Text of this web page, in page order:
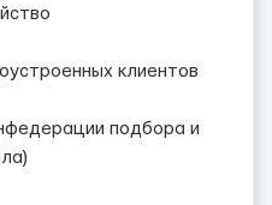
клиентов
подбора и